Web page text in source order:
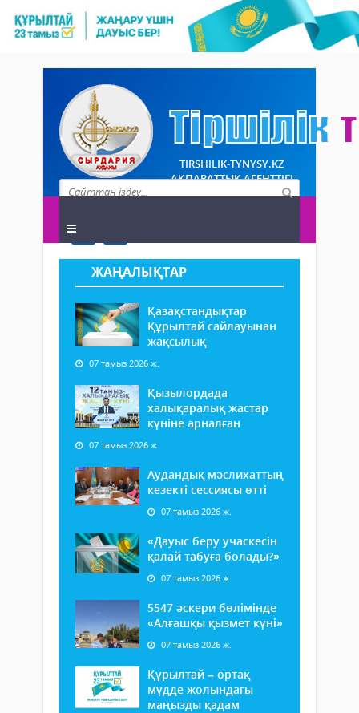
TIRSHILIK-TYNYSY.KZ
АҚПАРАТТЫҚ АГЕНТТІГІ
ЖАҢАЛЫҚТАР
Қазақстандықтар
Құрылтай сайлауынан
жақсылық
07 тамыз 2026 ж.
Қызылордада
халықаралық жастар
күніне арналған
07 тамыз 2026 ж.
Аудандық мәслихаттың
кезекті сессиясы өтті
07 тамыз 2026 ж.
«Дауыс беру учаскесін
қалай табуға болады?»
07 тамыз 2026 ж.
5547 әскери бөлімінде
«Алғашқы қызмет күні»
07 тамыз 2026 ж.
Құрылтай – ортақ
мүдде жолындағы
маңызды қадам